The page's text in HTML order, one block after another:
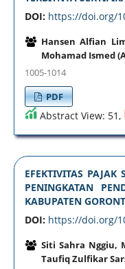
DOI: https://doi.org/
Hansen Alfian
Mohamad Ismed
1005-1014
PDF
Abstract View: 51,
EFEKTIVITAS
PENINGKATAN
KABUPATEN
DOI: https://doi.org/
Siti Sahra Nggiu,
Taufiq Zulfikar